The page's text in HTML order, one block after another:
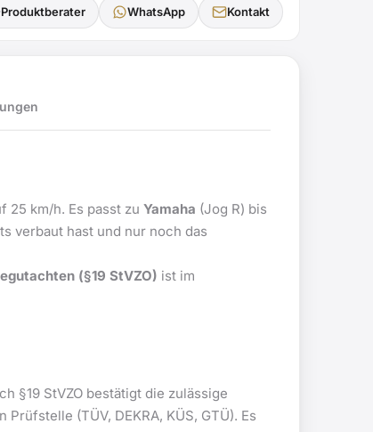
WhatsApp Kontakt
25 km/h. Es passt zu Yamaha (Jog R) bis
verbaut hast und nur noch das
(§19 StVZO) ist im
§19 StVZO bestätigt die zulässige
(TÜV, DEKRA, KÜS, GTÜ). Es